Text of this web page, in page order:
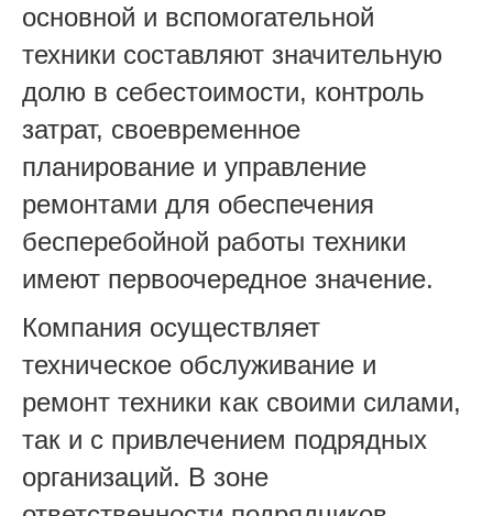
основной и вспомогательной
техники составляют значительную
долю в себестоимости, контроль
затрат, своевременное
планирование и управление
ремонтами для обеспечения
бесперебойной работы техники
имеют первоочередное значение.
Компания осуществляет
техническое обслуживание и
ремонт техники как своими силами,
так и с привлечением подрядных
организаций. В зоне